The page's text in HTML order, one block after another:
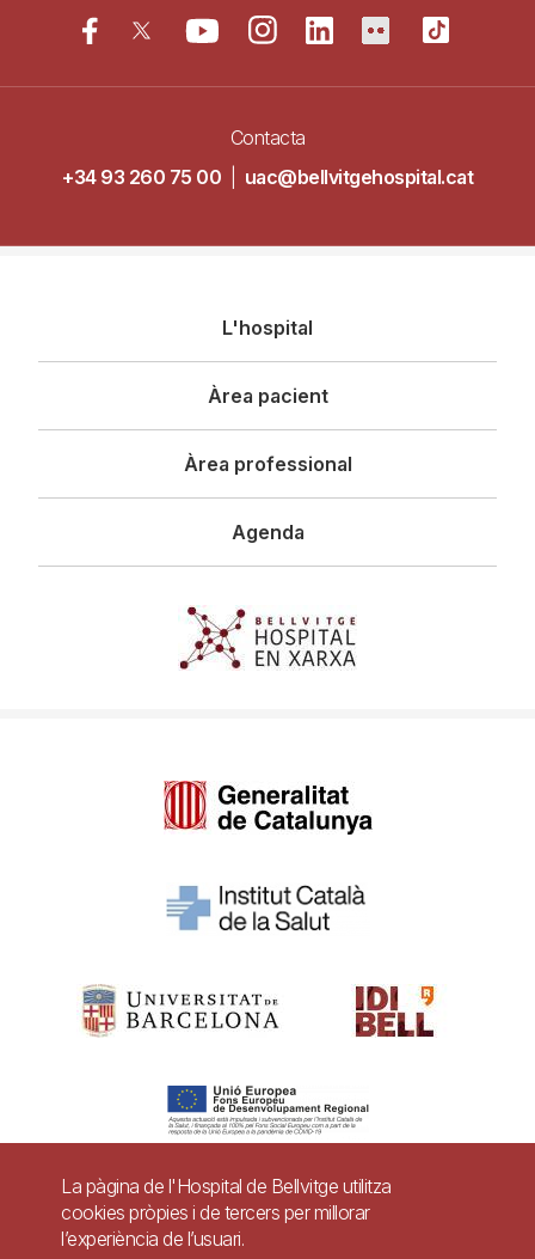
Contacta
+34 93 260 75 00
uac@bellvitgehospital.cat
principal
L'hospital
Àrea pacient
Àrea professional
Agenda
Pie Contacte
La pàgina de l'Hospital de Bellvitge utilitza
cookies pròpies i de tercers per millorar
l’experiència de l’usuari.